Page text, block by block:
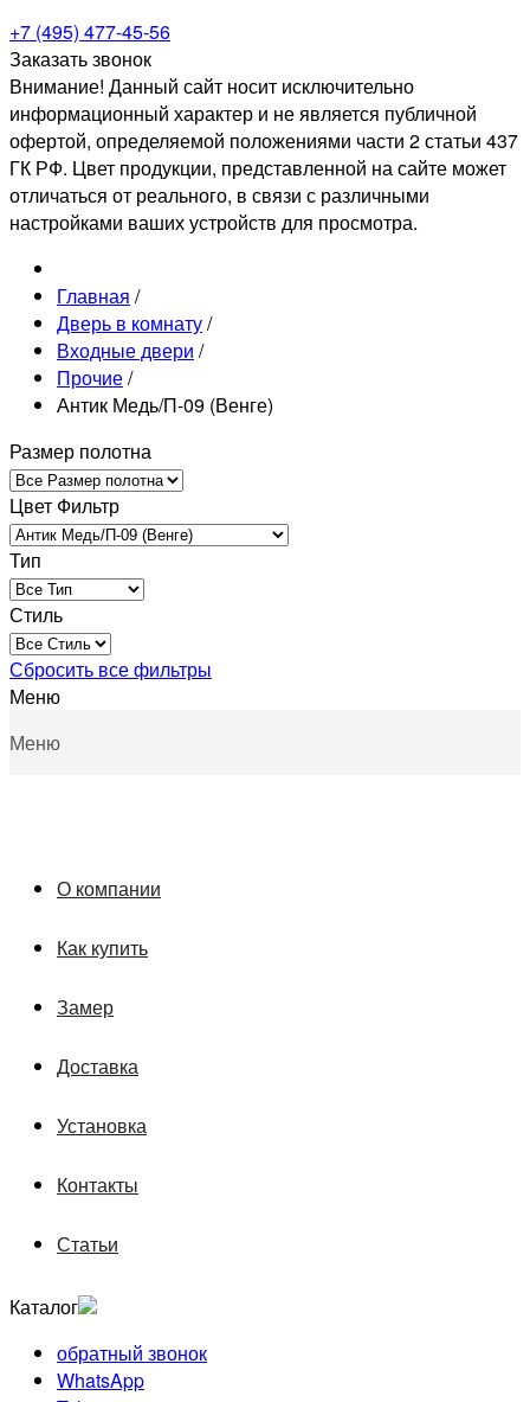
+7 (495) 477-45-56
Заказать звонок
Внимание! Данный сайт носит исключительно
информационный характер и не является публичной
офертой, определяемой положениями части 2 статьи 437
ГК РФ. Цвет продукции, представленной на сайте может
отличаться от реального, в связи с различными
настройками ваших устройств для просмотра.
Главная /
Дверь в комнату/
Входные двери /
Прочие/
Антик Медь/П-09 (Венге)
Размер полотна
Цвет Фильтр
Тип
Стиль
Сбросить все фильтры
Меню
Меню
О компании
Как купить
Замер
Доставка
Установка
Контакты
Статьи
Каталог
обратный звонок
WhatsApp